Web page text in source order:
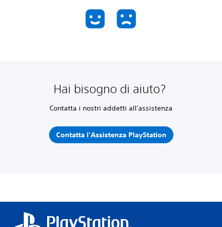
Hai bisogno di aiuto?
Contatta i nostri addetti all'assistenza
Contatta l'Assistenza PlayStation